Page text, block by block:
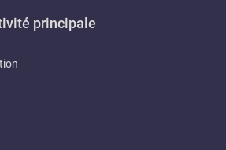
principale